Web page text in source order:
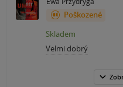
Poškozené
Velmi dobrý
Skladem